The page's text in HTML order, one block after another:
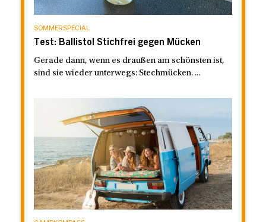
SOMMERSPECIAL
Test: Ballistol Stichfrei gegen Mücken
Gerade dann, wenn es draußen am schönsten ist,
sind sie wieder unterwegs: Stechmücken. ...